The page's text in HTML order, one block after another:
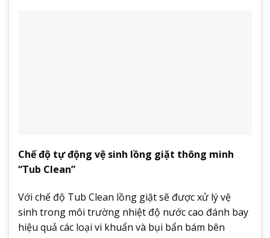
Chế độ tự động vệ sinh lồng giặt thông minh
“Tub Clean”
Với chế độ Tub Clean lồng giặt sẽ được xử lý vệ
sinh trong môi trường nhiệt độ nước cao đánh bay
hiệu quả các loại vi khuẩn và bụi bẩn bám bên